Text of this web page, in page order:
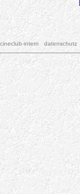
cineclub-intern datenschutz